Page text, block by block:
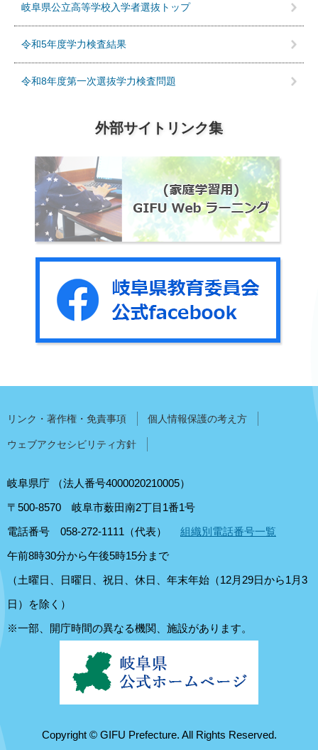
岐阜県公立高等学校入学者選抜トップ
令和5年度学力検査結果
令和8年度第一次選抜学力検査問題
外部サイトリンク集
リンク・著作権・免責事項 個人情報保護の考え方
ウェブアクセシビリティ方針
岐阜県庁
（法人番号4000020210005）
〒500-8570
岐阜市薮田南2丁目1番1号
電話番号 058-272-1111（代表）
組織別電話番号一覧
午前8時30分から午後5時15分まで
（土曜日、日曜日、祝日、休日、年末年始（12月29日から1月3
日）を除く）
※一部、開庁時間の異なる機関、施設があります。
Copyright © GIFU Prefecture. All Rights Reserved.